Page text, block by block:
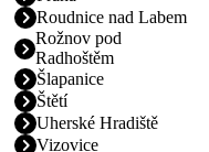
Roudnice nad Labem
Rožnov pod
Radhoštěm
Šlapanice
Štětí
Uherské Hradiště
Vizovice